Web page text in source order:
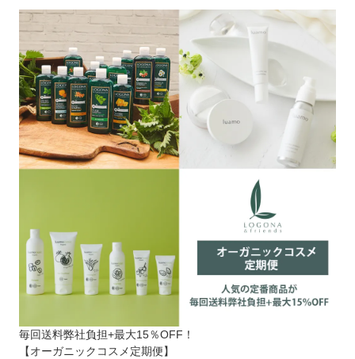
毎回送料弊社負担+最大15％OFF！
【オーガニックコスメ定期便】